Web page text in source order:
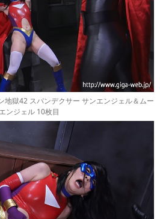
地獄42 スパンデクサー サンエンジェル＆ムー
ンジェル 10枚目